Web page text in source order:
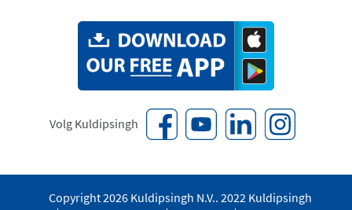
Volg Kuldipsingh
Copyright 2026 Kuldipsingh N.V.. 2022 Kuldipsingh